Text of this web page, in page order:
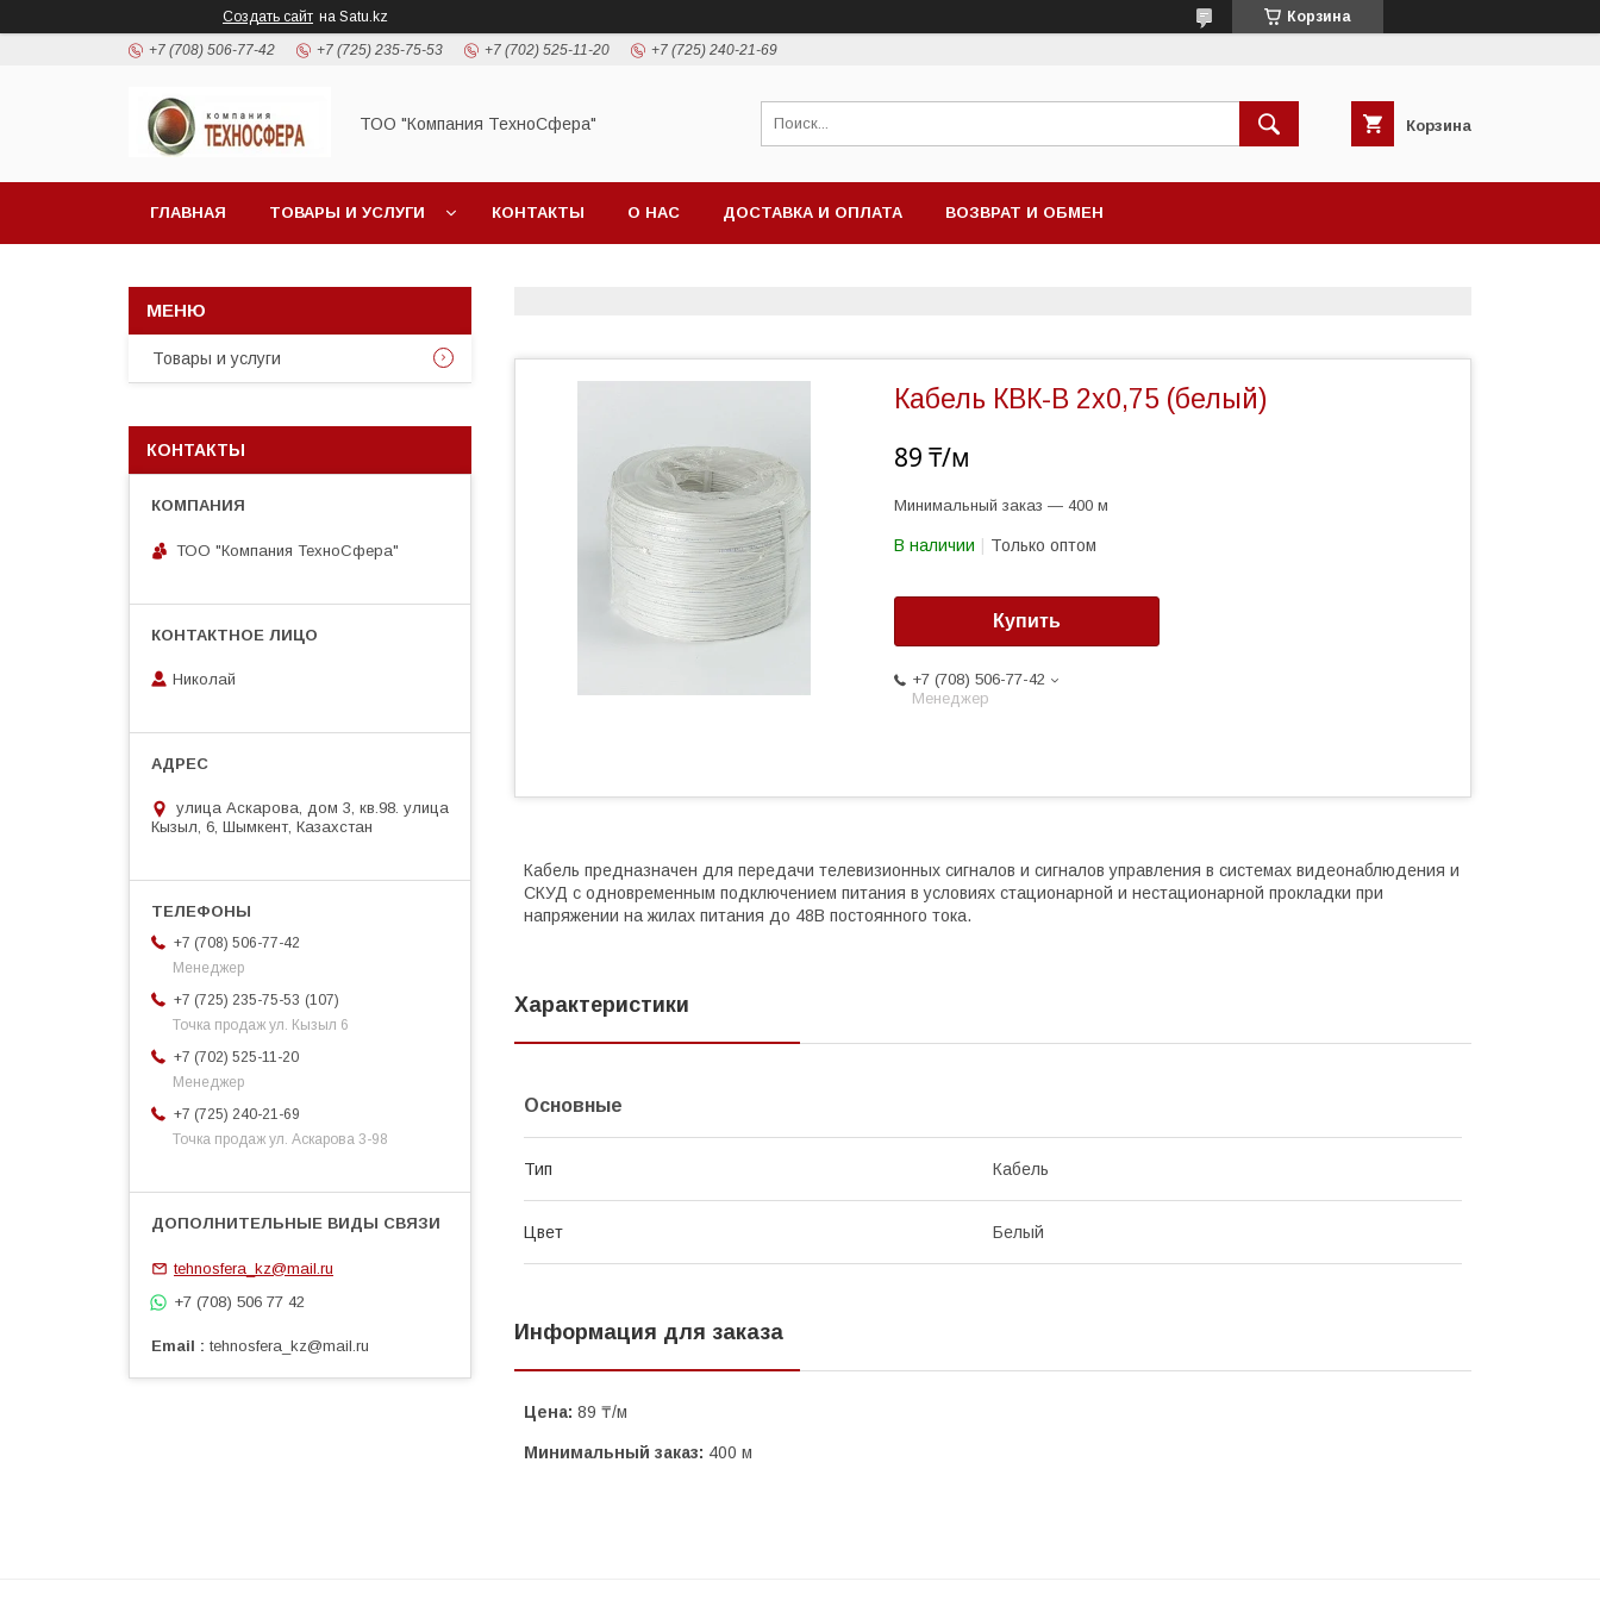
Создать сайт на Satu.kz Корзина
+7 (708) 506-77-42 +7 (725) 235-75-53 +7 (702) 525-11-20 +7 (725) 240-21-69
ТОО "Компания ТехноСфера" Корзина
ГЛАВНАЯ ТОВАРЫ И УСЛУГИ КОНТАКТЫ О НАС ДОСТАВКА И ОПЛАТА ВОЗВРАТ И ОБМЕН
Кабель КВК-В 2х0,75 (белый)
89 ₸/м
Минимальный заказ — 400 м
В наличии Только оптом
Купить
+7 (708) 506-77-42
Менеджер
Кабель предназначен для передачи телевизионных сигналов и сигналов управления в системах видеонаблюдения и
СКУД с одновременным подключением питания в условиях стационарной и нестационарной прокладки при
напряжении на жилах питания до 48В постоянного тока.
Характеристики
Основные
Тип Кабель
Цвет Белый
Информация для заказа
Цена: 89 ₸/м
Минимальный заказ: 400 м
Товары и услуги
КОНТАКТЫ
ТОО "Компания ТехноСфера"
Николай
улица Аскарова, дом 3, кв.98. улица
Кызыл, 6, Шымкент, Казахстан
+7 (708) 506-77-42
Менеджер
+7 (725) 235-75-53
107
Точка продаж ул. Кызыл 6
+7 (702) 525-11-20
Менеджер
+7 (725) 240-21-69
Точка продаж ул. Аскарова 3-98
tehnosfera_kz@mail.ru
+7 (708) 506 77 42
Email tehnosfera_kz@mail.ru